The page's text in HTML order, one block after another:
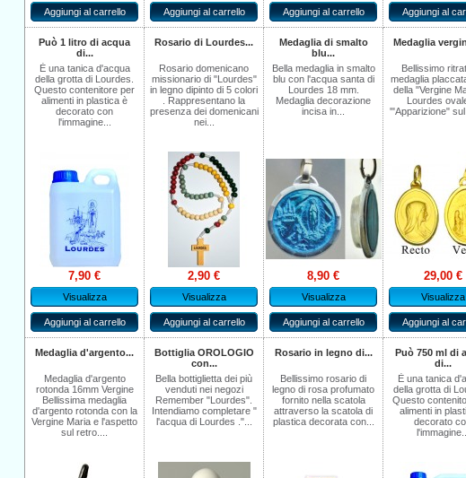
Aggiungi al carrello Aggiungi al carrello Aggiungi al carrello Aggiungi al
Può 1 litro di acqua
di...
È una tanica d'acqua
della grotta di Lourdes.
Questo contenitore per
alimenti in plastica è
decorato con
l'immagine...
7,90 €
Visualizza
Aggiungi al carrello
Rosario di Lourdes...
Rosario domenicano
missionario di "Lourdes"
in legno dipinto di 5 colori
. Rappresentano la
presenza dei domenicani
nei...
2,90 €
Visualizza
Aggiungi al carrello
Medaglia di smalto
blu...
Bella medaglia in smalto
blu con l'acqua santa di
Lourdes 18 mm.
Medaglia decorazione
incisa in...
8,90 €
Visualizza
Aggiungi al carrello
Medaglia
Bellissimo
medaglia
della "Vergine
Lourdes
'"Apparizione" sul
29,00 €
Visualizza
Aggiungi al
Medaglia d'argento...
Medaglia d'argento
rotonda 16mm Vergine
Bellissima medaglia
d'argento rotonda con la
Vergine Maria e l'aspetto
sul retro....
Bottiglia OROLOGIO
con...
Bella bottiglietta dei più
venduti nei negozi
Remember "Lourdes".
Intendiamo completare "
l'acqua di Lourdes ."...
Rosario in legno di...
Bellissimo rosario di
legno di rosa profumato
fornito nella scatola
attraverso la scatola di
plastica decorata con...
Può 750 ml di
di...
È una tanica
della grotta di
Questo
alimenti in
decorato
l'immagine...